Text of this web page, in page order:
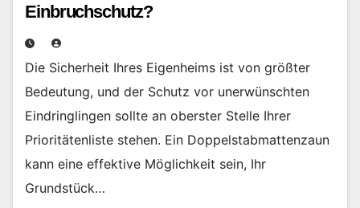
Einbruchschutz?
Die Sicherheit Ihres Eigenheims ist von größter
Bedeutung, und der Schutz vor unerwünschten
Eindringlingen sollte an oberster Stelle Ihrer
Prioritätenliste stehen. Ein Doppelstabmattenzaun
kann eine effektive Möglichkeit sein, Ihr
Grundstück…